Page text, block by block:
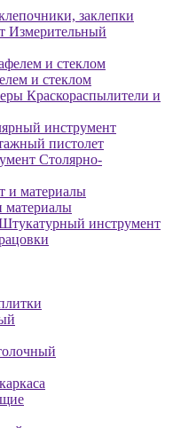
заклепки
Измерительный
и стеклом
Краскораспылители и
инструмент
пистолет
Столярно-
инструмент